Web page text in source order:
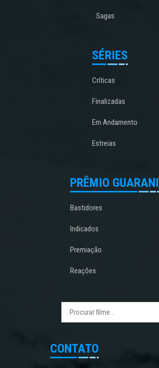
Sagas
SÉRIES
Críticas
Finalizadas
Em Andamento
Estreias
PRÊMIO GUARANI
Bastidores
Indicados
Premiação
Reações
CONTATO